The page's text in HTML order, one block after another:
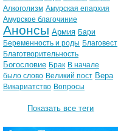
Алкоголизм Амурская епархия
Амурское благочиние
Анонсы Армия Бари
Беременность и роды Благовест
Благотворительность
Богословие Брак В начале
было слово Великий пост Вера
Викариатство Вопросы
Показать все теги